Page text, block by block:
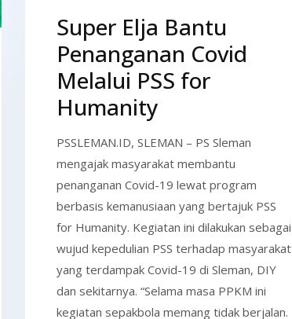
Super Elja Bantu
Penanganan Covid
Melalui PSS for
Humanity
PSSLEMAN.ID, SLEMAN – PS Sleman
mengajak masyarakat membantu
penanganan Covid-19 lewat program
berbasis kemanusiaan yang bertajuk PSS
for Humanity. Kegiatan ini dilakukan sebagai
wujud kepedulian PSS terhadap masyarakat
yang terdampak Covid-19 di Sleman, DIY
dan sekitarnya. “Selama masa PPKM ini
kegiatan sepakbola memang tidak berjalan.